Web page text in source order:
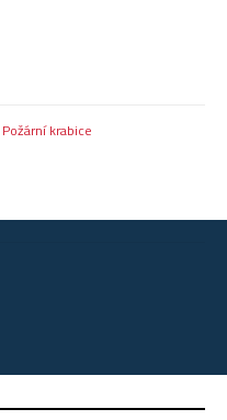
Požární krabice